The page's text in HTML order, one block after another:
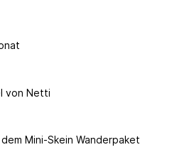
von Netti
Mini-Skein Wanderpaket